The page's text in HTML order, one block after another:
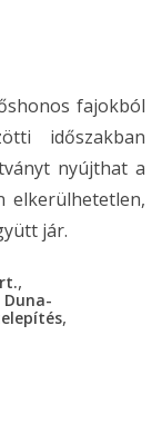
fajokból
időszakban
nyújthat a
elkerülhetetlen,
jár.
,
Duna-
,